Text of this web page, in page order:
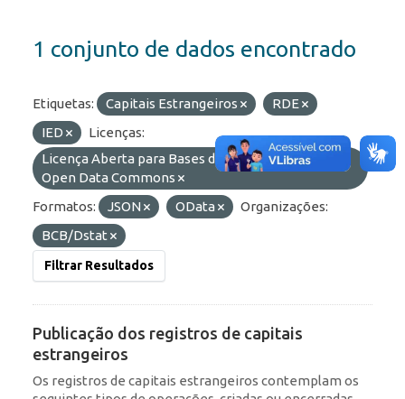
1 conjunto de dados encontrado
Etiquetas: Capitais Estrangeiros
RDE
IED
Licenças:
Licença Aberta para Bases de Dados (ODbL) do
Open Data Commons
Formatos:
JSON OData
Organizações:
BCB/Dstat
Filtrar Resultados
Publicação dos registros de capitais
estrangeiros
Os registros de capitais estrangeiros contemplam os